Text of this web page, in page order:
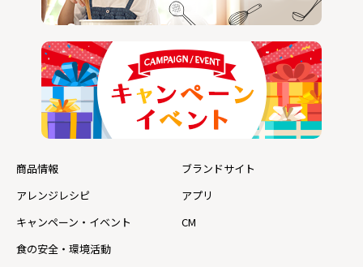
商品情報
ブランドサイト
アレンジレシピ
アプリ
キャンペーン・イベント
CM
食の安全・環境活動